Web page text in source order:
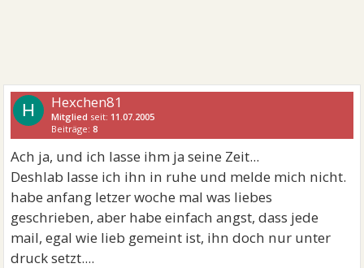
H Hexchen81
Mitglied seit: 11.07.2005
Beiträge:8
Ach ja, und ich lasse ihm ja seine Zeit...
Deshlab lasse ich ihn in ruhe und melde mich nicht.
habe anfang letzer woche mal was liebes
geschrieben, aber habe einfach angst, dass jede
mail, egal wie lieb gemeint ist, ihn doch nur unter
druck setzt....